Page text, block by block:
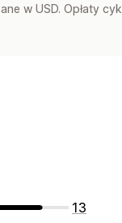
w USD. Opłaty
13